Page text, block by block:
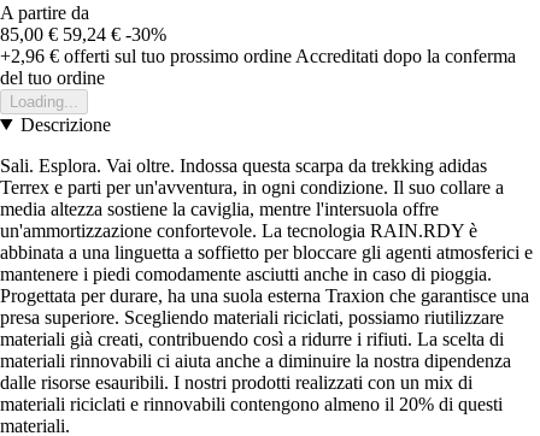
A partire da
85,00 € 59,24 € -30%
+2,96 € offerti sul tuo prossimo ordine Accreditati dopo la conferma
del tuo ordine
Loading...
Descrizione
Sali. Esplora. Vai oltre. Indossa questa scarpa da trekking adidas
Terrex e parti per un'avventura, in ogni condizione. Il suo collare a
media altezza sostiene la caviglia, mentre l'intersuola offre
un'ammortizzazione confortevole. La tecnologia RAIN.RDY è
abbinata a una linguetta a soffietto per bloccare gli agenti atmosferici e
mantenere i piedi comodamente asciutti anche in caso di pioggia.
Progettata per durare, ha una suola esterna Traxion che garantisce una
presa superiore. Scegliendo materiali riciclati, possiamo riutilizzare
materiali già creati, contribuendo così a ridurre i rifiuti. La scelta di
materiali rinnovabili ci aiuta anche a diminuire la nostra dipendenza
dalle risorse esauribili. I nostri prodotti realizzati con un mix di
materiali riciclati e rinnovabili contengono almeno il 20% di questi
materiali.